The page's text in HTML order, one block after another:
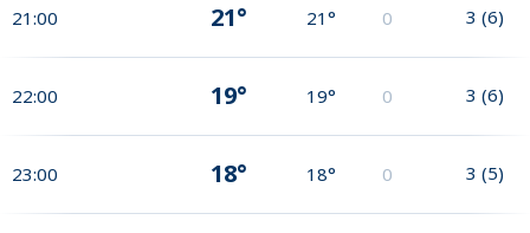
21:00 21° 21° 0 3 (6)
22:00 19° 19° 0 3 (6)
23:00 18° 18° 0 3 (5)